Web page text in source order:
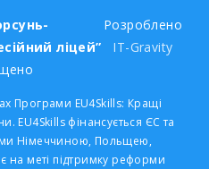
ліцей”
Розроблено
IT-Gravity
Програми EU4Skills: Кращі
EU4Skills фінансується ЄС та
Німеччиною, Польщею,
на меті підтримку реформи